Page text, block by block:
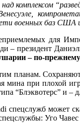
комплексом
военных баз США
для
– президент
– по-
планам.
при плохой
“Блэквотерс” и –
спецслужб может
Уго